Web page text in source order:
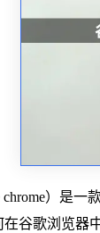
chrome）是
谷歌浏览器